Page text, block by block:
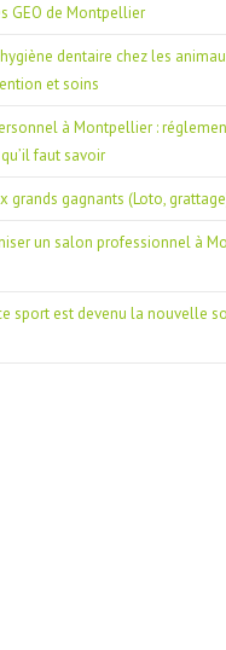
GEO de Montpellier
dentaire chez les
et soins
à Montpellier :
faut savoir
grands gagnants (Loto,
un salon professionnel à
sport est devenu la nouvelle